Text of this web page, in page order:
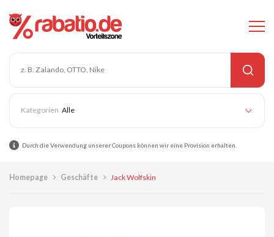
Alle
Durch die Verwendung unserer Coupons können wir eine Provision erhalten.
Homepage Geschäfte Jack Wolfskin